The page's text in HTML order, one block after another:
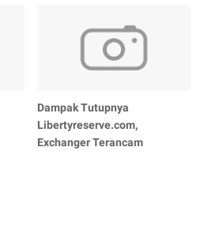
Dampak Tutupnya
Libertyreserve.com,
Exchanger Terancam